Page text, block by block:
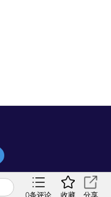
0条评论 收藏 分享